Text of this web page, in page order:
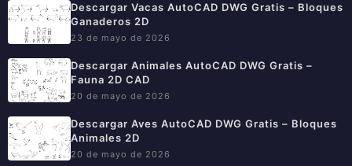
Descargar Vacas AutoCAD DWG Gratis – Bloques
Ganaderos 2D
23 de mayo de 2026
Descargar Animales AutoCAD DWG Gratis –
Fauna 2D CAD
20 de mayo de 2026
Descargar Aves AutoCAD DWG Gratis – Bloques
Animales 2D
20 de mayo de 2026